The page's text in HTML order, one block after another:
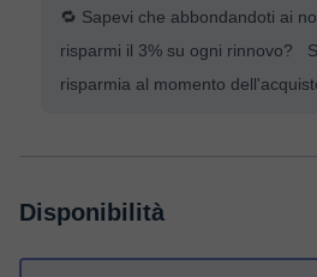
🔁 Sapevi che abbondandoti ai
risparmi il 3% su ogni rinnovo?
risparmia al momento
Disponibilità